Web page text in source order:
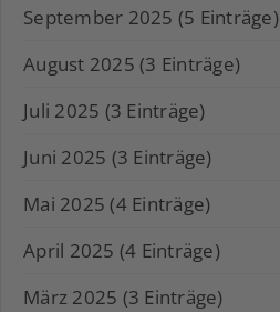
September 2025 (5 Einträge)
August 2025 (3 Einträge)
Juli 2025 (3 Einträge)
Juni 2025 (3 Einträge)
Mai 2025 (4 Einträge)
April 2025 (4 Einträge)
März 2025 (3 Einträge)